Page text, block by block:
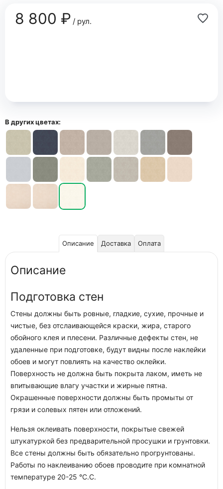
8 800 ₽/ рул.
В других цветах:
Описание Доставка Оплата
Описание
Подготовка стен
Стены должны быть ровные, гладкие, сухие, прочные и
чистые, без отслаивающейся краски, жира, старого
обойного клея и плесени. Различные дефекты стен, не
удаленные при подготовке, будут видны после наклейки
обоев и могут повлиять на качество оклейки.
Поверхность не должна быть покрыта лаком, иметь не
впитывающие влагу участки и жирные пятна.
Окрашенные поверхности должны быть промыты от
грязи и солевых пятен или отложений.
Нельзя оклеивать поверхности, покрытые свежей
штукатуркой без предварительной просушки и грунтовки.
Все стены должны быть обязательно прогрунтованы.
Работы по наклеиванию обоев проводите при комнатной
температуре 20-25 °C.C.